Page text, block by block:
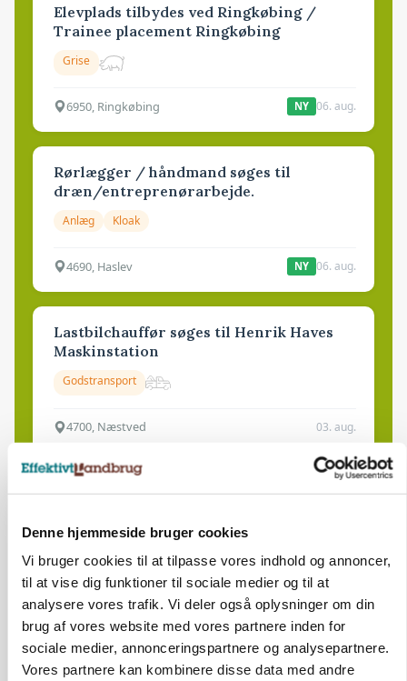
Denne hjemmeside bruger cookies
Vi bruger cookies til at tilpasse vores indhold og annoncer,
til at vise dig funktioner til sociale medier og til at
analysere vores trafik. Vi deler også oplysninger om din
brug af vores website med vores partnere inden for
sociale medier, annonceringspartnere og analysepartnere.
Vores partnere kan kombinere disse data med andre
Elevplads tilbydes ved Ringkøbing /
Trainee placement Ringkøbing
Grise
6950, Ringkøbing NY 06. aug.
Rørlægger / håndmand søges til
dræn/entreprenørarbejde.
Anlæg Kloak
4690, Haslev NY 06. aug.
Lastbilchauffør søges til Henrik Haves
Maskinstation
Godstransport
4700, Næstved 03. aug.
Medarbejdere til griseproduktion
9681, Ranum 03. aug.
Kalvepasser til ejendom i udvikling søges